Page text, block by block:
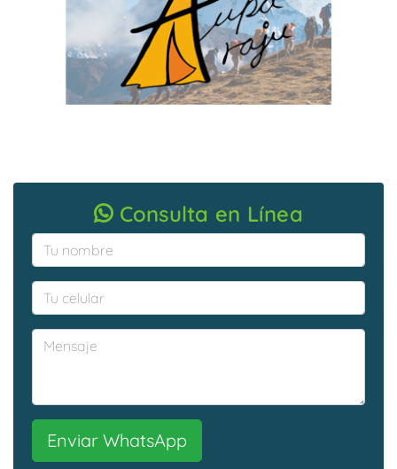
Consulta en Línea
Enviar WhatsApp